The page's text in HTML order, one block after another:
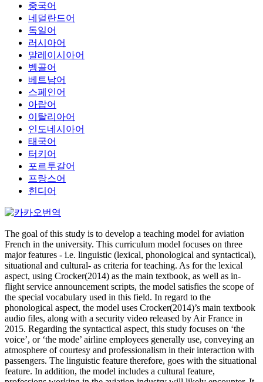
중국어
네덜란드어
독일어
러시아어
말레이시아어
벵골어
베트남어
스페인어
아랍어
이탈리아어
인도네시아어
태국어
터키어
포르투갈어
프랑스어
힌디어
The goal of this study is to develop a teaching model for aviation
French in the university. This curriculum model focuses on three
major features - i.e. linguistic (lexical, phonological and syntactical),
situational and cultural- as criteria for teaching. As for the lexical
aspect, using Crocker(2014) as the main textbook, as well as in-
flight service announcement scripts, the model satisfies the scope of
the special vocabulary used in this field. In regard to the
phonological aspect, the model uses Crocker(2014)’s main textbook
audio files, along with a security video released by Air France in
2015. Regarding the syntactical aspect, this study focuses on ‘the
voice’, or ‘the mode’ airline employees generally use, conveying an
atmosphere of courtesy and professionalism in their interaction with
passengers. The linguistic feature therefore, goes with the situational
feature. In addition, the model includes a cultural feature,